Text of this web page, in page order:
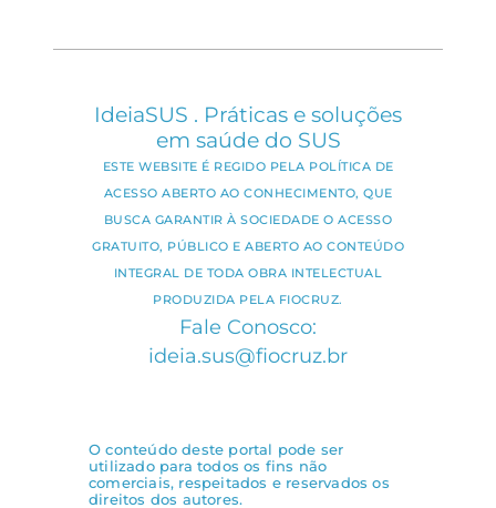
IdeiaSUS . Práticas e soluções
em saúde do SUS
ESTE WEBSITE É REGIDO PELA POLÍTICA DE
ACESSO ABERTO AO CONHECIMENTO, QUE
BUSCA GARANTIR À SOCIEDADE O ACESSO
GRATUITO, PÚBLICO E ABERTO AO CONTEÚDO
INTEGRAL DE TODA OBRA INTELECTUAL
PRODUZIDA PELA FIOCRUZ.
Fale Conosco:
ideia.sus@fiocruz.br
O conteúdo deste portal pode ser
utilizado para todos os fins não
comerciais, respeitados e reservados os
direitos dos autores.